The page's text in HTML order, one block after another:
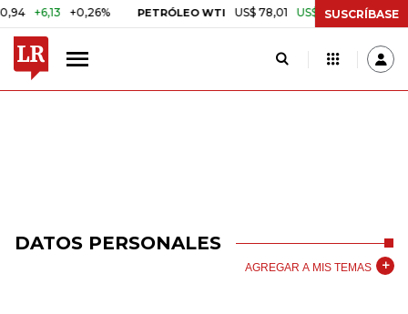
+0,26% PETRÓLEO WTI US$ 78,01 US$ 2,92 +3,89%
SUSCRÍBASE
DATOS PERSONALES
AGREGAR A MIS TEMAS